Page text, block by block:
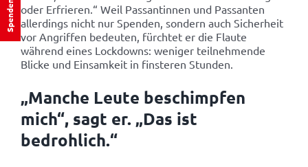
oder Erfrieren.“ Weil Passantinnen und Passanten
allerdings nicht nur Spenden, sondern auch Sicherheit
vor Angriffen bedeuten, fürchtet er die Flaute
während eines Lockdowns: weniger teilnehmende
Blicke und Einsamkeit in finsteren Stunden.
„Manche Leute beschimpfen
mich“, sagt er. „Das ist
bedrohlich.“
Spenden